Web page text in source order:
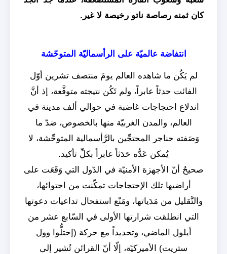
كان ثمنه رصاصة ناتو رخيصة لا غير.
انتفاضة عالميّة على الرأسماليّة المتوحّشة
لم يَكُن ما شاهده العالم يومَ منتصف تشرين أوّل
الفائت حدثاً عابراً، ولم تَكُن نتيجته متوقَّعة، إذ أنَّ
اندلاع احتجاجات غاضبة في حوالي ألف مدينة في
العالم، والمدن الغربيّة منها بالخصوص، ضدّ ما
وَصَفته حناجر المحتجِّين بالرَّأسمالية المتوحِّشة، لا
يُمكن عَدُّه حَدَثاً عابراً بكلِّ تأكيد.
صحيحٌ أنّ الأجهزة الأمنيّة في الدّول التي وَقَعَت على
أراضيها تلك الإحتجاجات تمكّنت من احتوائها،
والتَّقليل من مَدَياتها، ومَنْع استفحال تداعيات دعوتها
التي انطلقت شرارتها الأولى في السّابع عشر من
أيلول الماضي، وتحديداً مع حركة (إحتلُّوا وول
ستريت) الأميركيّة، إلّا أنّ القرائن تُشير إلى